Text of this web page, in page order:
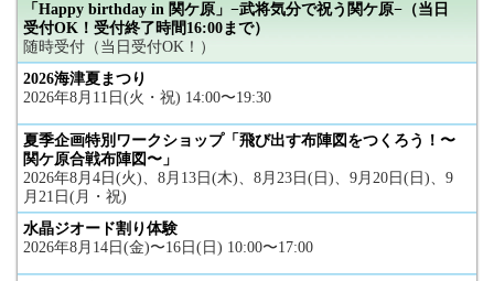
「Happy birthday in 関ケ原」−武将気分で祝う関ケ原−（当日
受付OK！受付終了時間16:00まで）
随時受付（当日受付OK！）
2026海津夏まつり
2026年8月11日(火・祝) 14:00〜19:30
夏季企画特別ワークショップ「飛び出す布陣図をつくろう！〜
関ケ原合戦布陣図〜」
2026年8月4日(火)、8月13日(木)、8月23日(日)、9月20日(日)、9
月21日(月・祝)
水晶ジオード割り体験
2026年8月14日(金)〜16日(日) 10:00〜17:00